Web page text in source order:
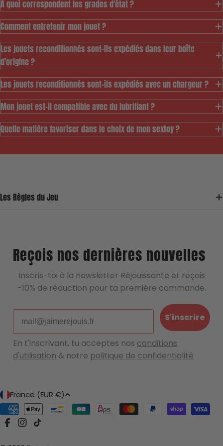
Ce modèle est pensé
d'accéder au meilleur
vous assurer un service de
Une question, un doute, une remarque ?
Écrivez nous !
À quoi correspondent les grades d'état ?
Comment entretenir mon jouet ?
Les jouets reconditionnés sont-ils expédiés dans leur boîte
d'origine ?
Les jouets reconditionnés sont-ils expédiés avec un chargeur ?
Mon jouet est-il compatible avec du lubrifiant ?
Quelle matière favoriser dans le choix de mon sextoy ?
Reçois nos dernières nouvelles
Inscris-toi à la newsletter Réjouissante et reçois
-10% de réduction pour ta première commande.
Email S'inscrire
En t'inscrivant, tu acceptes nos conditions
d'utilisation & notre politique de confidentialité
Les Règles du Jeu
P
a
y
France (EUR €)
Modes
de
Facebook
Instagram
Tik Tok